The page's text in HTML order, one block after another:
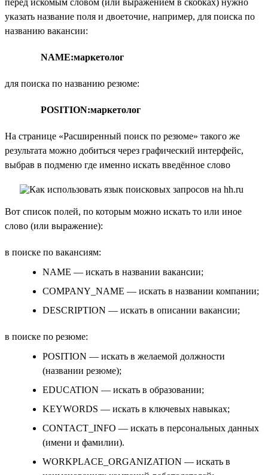
указать название поля и двоеточие, например, для поиска по
названию вакансии:
NAME:маркетолог
для поиска по названию резюме:
POSITION:маркетолог
На странице «Расширенный поиск по резюме» такого же
результата можно добиться через графический интерфейс,
выбрав в подменю где именно искать введённое слово
Вот список полей, по которым можно искать то или иное
слово (или выражение):
в поиске по вакансиям:
NAME — искать в названии вакансии;
COMPANY_NAME — искать в названии компании;
DESCRIPTION — искать в описании вакансии;
в поиске по резюме:
POSITION — искать в желаемой должности
(названии резюме);
EDUCATION — искать в образовании;
KEYWORDS — искать в ключевых навыках;
CONTACT_INFO — искать в персональных данных
(имени и фамилии).
WORKPLACE_ORGANIZATION — искать в